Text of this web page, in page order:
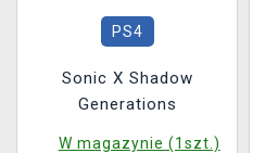
PS4
Sonic X Shadow
Generations
W magazynie (1szt.)